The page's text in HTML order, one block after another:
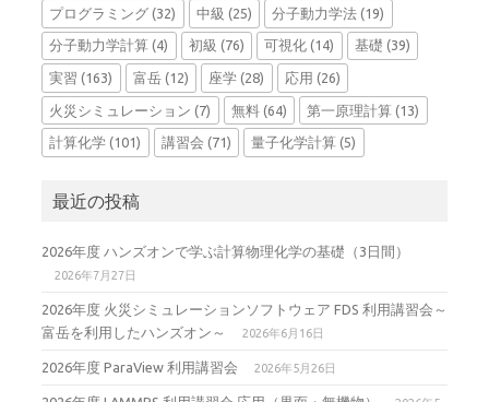
プログラミング (32) 中級 (25) 分子動力学法 (19)
分子動力学計算 (4) 初級 (76) 可視化 (14) 基礎 (39)
実習 (163) 富岳(12) 座学 (28) 応用 (26)
火災シミュレーション (7) 無料(64) 第一原理計算 (13)
計算化学 (101) 講習会 (71) 量子化学計算 (5)
最近の投稿
2026年度 ハンズオンで学ぶ計算物理化学の基礎（3日間）
2026年7月27日
2026年度 火災シミュレーションソフトウェア FDS 利用講習会～
富岳を利用したハンズオン～
2026年6月16日
2026年度 ParaView 利用講習会 2026年5月26日